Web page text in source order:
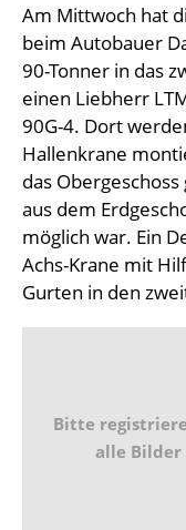
Am Mittwoch hat
beim Autobauer
90-Tonner in das
einen Liebherr
90G-4. Dort
Hallenkrane
das
aus dem
möglich war. Ein
Achs-Krane mit
Gurten in den
Bitte
alle Bilder